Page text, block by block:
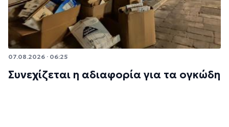
07.08.2026 · 06:25
Συνεχίζεται η αδιαφορία για τα ογκώδη